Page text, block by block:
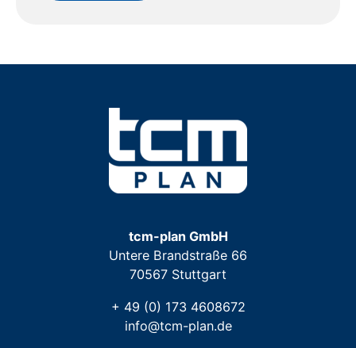
tcm-plan GmbH
Untere Brandstraße 66
70567 Stuttgart
+ 49 (0) 173 4608672
info@tcm-plan.de